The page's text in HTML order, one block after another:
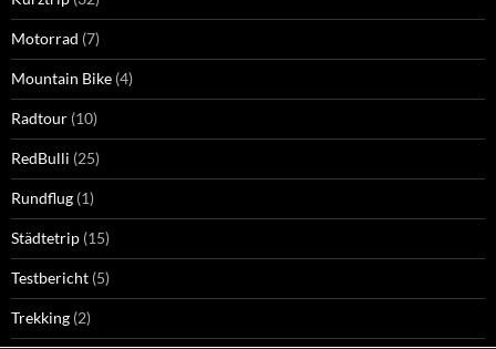
Motorrad (7)
Mountain Bike (4)
Radtour (10)
RedBulli (25)
Rundflug (1)
Städtetrip (15)
Testbericht (5)
Trekking (2)